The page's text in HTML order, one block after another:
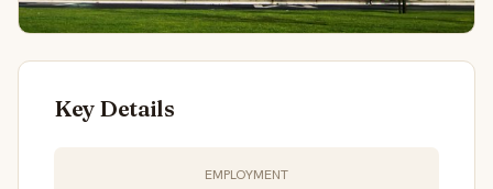
Key Details
EMPLOYMENT